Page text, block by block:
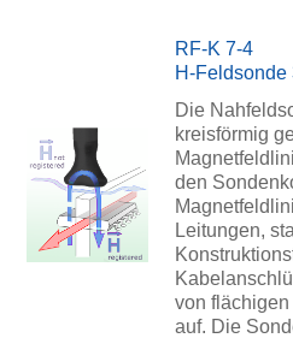
RF-K 7-4
H-Feldsonde
Die
kreisförmig
den
Leitungen,
von
auf. Die